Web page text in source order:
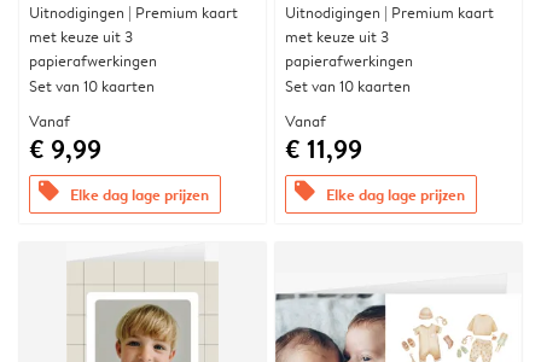
Uitnodigingen | Premium kaart
met keuze uit 3
papierafwerkingen
Set van 10 kaarten
Vanaf
€ 9,99
offers Elke dag lage prijzen
Uitnodigingen | Premium kaart
met keuze uit 3
papierafwerkingen
Set van 10 kaarten
Vanaf
€ 11,99
offers Elke dag lage prijzen